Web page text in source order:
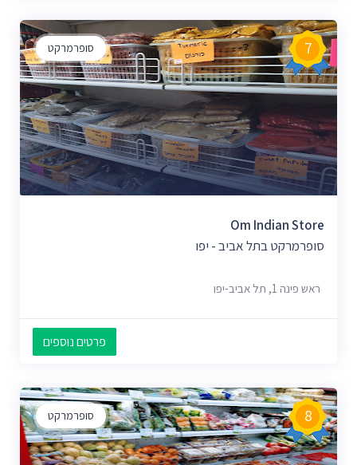
סופרמרקט 7
Om Indian Store
סופרמרקט בתל אביב - יפו
ראש פינה 1, תל אביב-יפו
פרטים נוספים
סופרמרקט 8